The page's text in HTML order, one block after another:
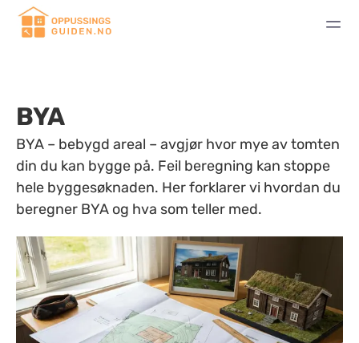
BYA
BYA – bebygd areal – avgjør hvor mye av tomten
din du kan bygge på. Feil beregning kan stoppe
hele byggesøknaden. Her forklarer vi hvordan du
beregner BYA og hva som teller med.